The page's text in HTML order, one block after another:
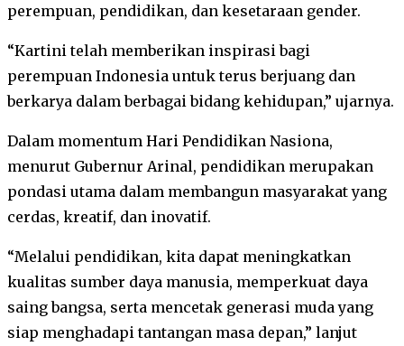
perempuan, pendidikan, dan kesetaraan gender.
“Kartini telah memberikan inspirasi bagi
perempuan Indonesia untuk terus berjuang dan
berkarya dalam berbagai bidang kehidupan,” ujarnya.
Dalam momentum Hari Pendidikan Nasiona,
menurut Gubernur Arinal, pendidikan merupakan
pondasi utama dalam membangun masyarakat yang
cerdas, kreatif, dan inovatif.
“Melalui pendidikan, kita dapat meningkatkan
kualitas sumber daya manusia, memperkuat daya
saing bangsa, serta mencetak generasi muda yang
siap menghadapi tantangan masa depan,” lanjut